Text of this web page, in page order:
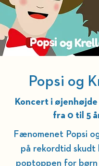
Popsi og
Koncert i
fra 0 til 5
Fænomenet Popsi
på rekordtid skudt
poptoppen for børn